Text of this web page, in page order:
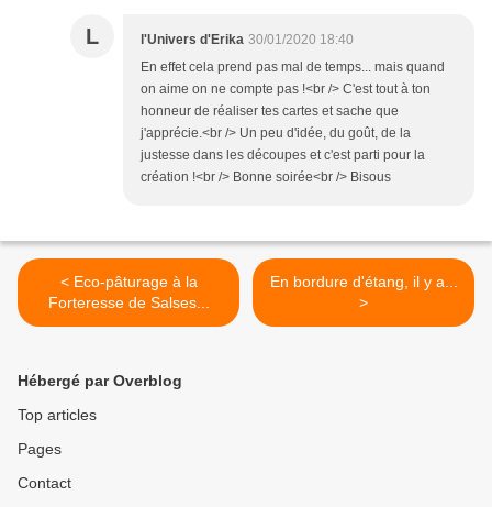
L l'Univers d'Erika 30/01/2020 18:40
En effet cela prend pas mal de temps... mais quand
on aime on ne compte pas !<br /> C'est tout à ton
honneur de réaliser tes cartes et sache que
j'apprécie.<br /> Un peu d'idée, du goût, de la
justesse dans les découpes et c'est parti pour la
création !<br /> Bonne soirée<br /> Bisous
< Eco-pâturage à la
Forteresse de Salses...
En bordure d'étang, il y a...
>
Hébergé par Overblog
Top articles
Pages
Contact